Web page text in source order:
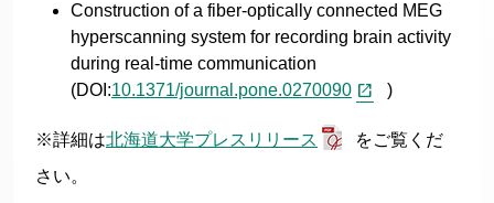
Construction of a fiber-optically connected MEG
hyperscanning system for recording brain activity
during real-time communication
(DOI:10.1371/journal.pone.0270090 )
※詳細は北海道大学プレスリリース
をご覧くだ
さい。